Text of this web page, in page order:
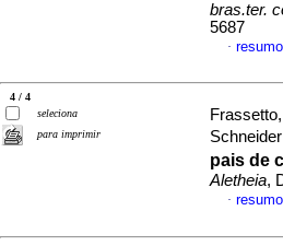
bras.ter.
5687
·
4 / 4
seleciona
para imprimir
pais de
Aletheia,
·